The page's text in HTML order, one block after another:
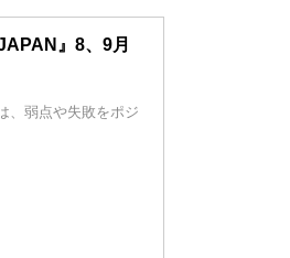
』8、9月
、弱点や失敗をポジ